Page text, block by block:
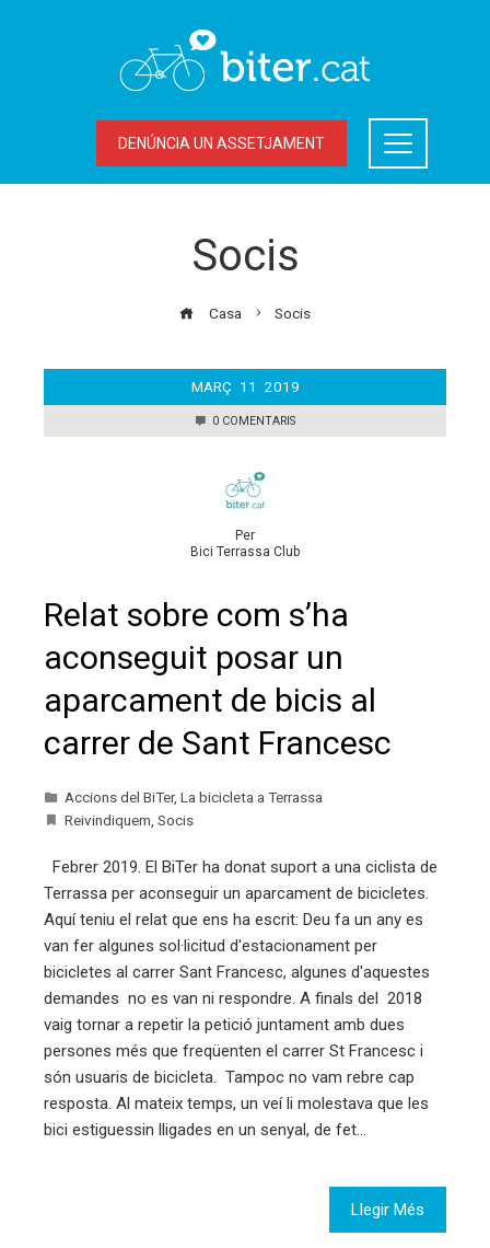
DENÚNCIA UN ASSETJAMENT
Socis
Casa Socis
MARÇ 11 2019
0 COMENTARIS
Per
Bici Terrassa Club
Relat sobre com s’ha
aconseguit posar un
aparcament de bicis al
carrer de Sant Francesc
Accions del BiTer, La bicicleta a Terrassa
Reivindiquem Socis
Febrer 2019. El BiTer ha donat suport a una ciclista de
Terrassa per aconseguir un aparcament de bicicletes.
Aquí teniu el relat que ens ha escrit: Deu fa un any es
van fer algunes sol·licitud d'estacionament per
bicicletes al carrer Sant Francesc, algunes d'aquestes
demandes no es van ni respondre. A finals del 2018
vaig tornar a repetir la petició juntament amb dues
persones més que freqüenten el carrer St Francesc i
són usuaris de bicicleta. Tampoc no vam rebre cap
resposta. Al mateix temps, un veí li molestava que les
bici estiguessin lligades en un senyal, de fet…
Llegir Més